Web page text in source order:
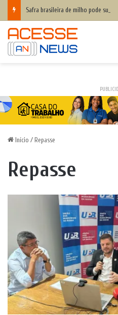
Safra brasileira de milho pode
Início / Repasse
Repasse